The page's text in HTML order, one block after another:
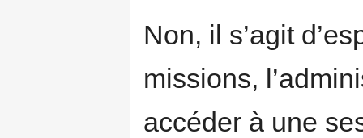
Non, il s’agit
missions,
accéder à une